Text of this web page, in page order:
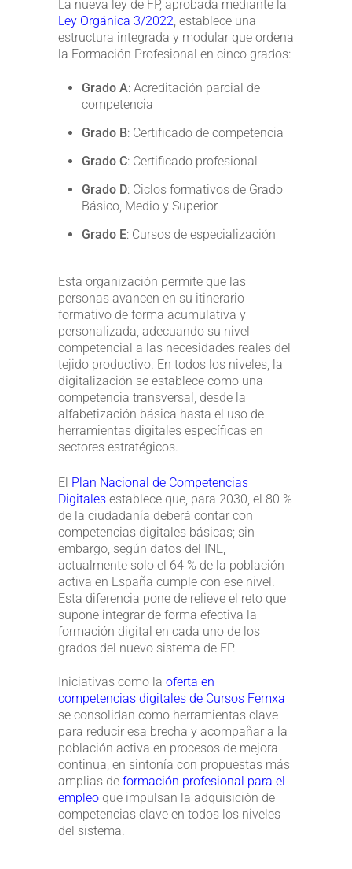
La nueva ley de FP, aprobada mediante la
Ley Orgánica 3/2022, establece una
estructura integrada y modular que ordena
la Formación Profesional en cinco grados:
Grado A: Acreditación parcial de
competencia
Grado B: Certificado de competencia
Grado C: Certificado profesional
Grado D: Ciclos formativos de Grado
Básico, Medio y Superior
Grado E: Cursos de especialización
Esta organización permite que las
personas avancen en su itinerario
formativo de forma acumulativa y
personalizada, adecuando su nivel
competencial a las necesidades reales del
tejido productivo. En todos los niveles, la
digitalización se establece como una
competencia transversal, desde la
alfabetización básica hasta el uso de
herramientas digitales específicas en
sectores estratégicos.
El Plan Nacional de Competencias
Digitales establece que, para 2030, el 80 %
de la ciudadanía deberá contar con
competencias digitales básicas; sin
embargo, según datos del INE,
actualmente solo el 64 % de la población
activa en España cumple con ese nivel.
Esta diferencia pone de relieve el reto que
supone integrar de forma efectiva la
formación digital en cada uno de los
grados del nuevo sistema de FP.
Iniciativas como la oferta en
competencias digitales de Cursos Femxa
se consolidan como herramientas clave
para reducir esa brecha y acompañar a la
población activa en procesos de mejora
continua, en sintonía con propuestas más
amplias de formación profesional para el
empleo que impulsan la adquisición de
competencias clave en todos los niveles
del sistema.